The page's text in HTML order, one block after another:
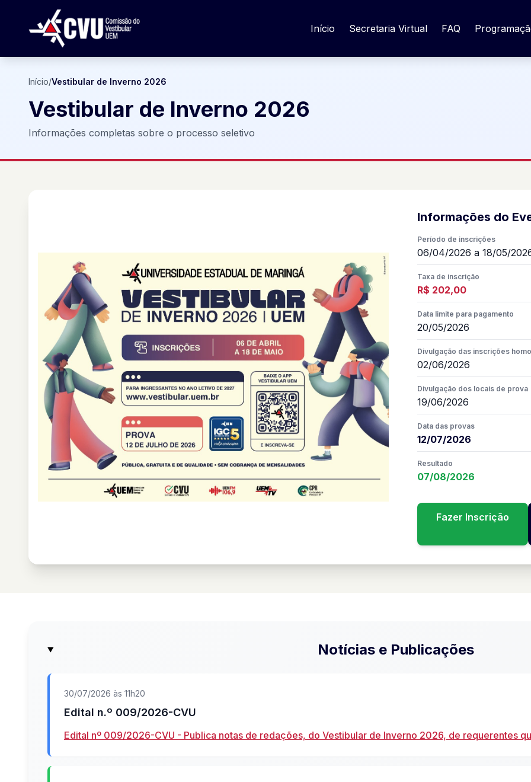
Início Secretaria Virtual FAQ
Início/Vestibular de Inverno 2026
Vestibular de Inverno 2026
Informações completas sobre o processo seletivo
Informações do
Período de inscrições
06/04/2026 a 18/05/
Taxa de inscrição
R$ 202,00
Data limite para pagamento
20/05/2026
Divulgação das inscrições
02/06/2026
Divulgação dos locais de prova
19/06/2026
Data das provas
12/07/2026
Resultado
07/08/2026
Fazer Inscrição
Notícias e Publicações
30/07/2026 às 11h20
Edital n.º 009/2026-CVU
Edital nº 009/2026-CVU - Publica notas de redações, do Vestibular de Inverno 2026, de requerentes